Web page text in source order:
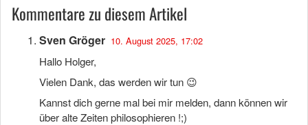
Kommentare zu diesem Artikel
Sven Gröger 10. August 2025, 17:02
Hallo Holger,
Vielen Dank, das werden wir tun 😉
Kannst dich gerne mal bei mir melden, dann können wir
über alte Zeiten philosophieren !;)